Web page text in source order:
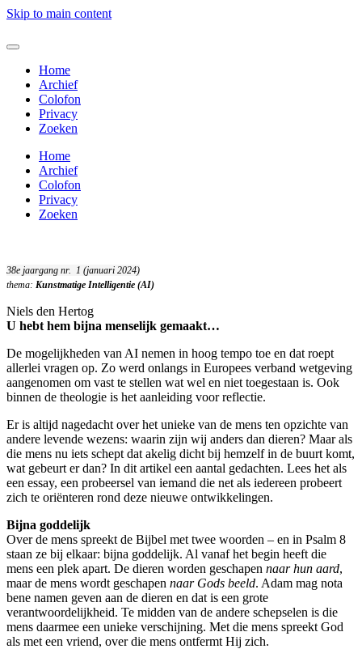
Skip to main content
Home
Archief
Colofon
Privacy
Zoeken
Home
Archief
Colofon
Privacy
Zoeken
38e jaargang nr. 1 (januari 2024)
thema: Kunstmatige Intelligentie (AI)
Niels den Hertog
U hebt hem bijna menselijk gemaakt…
De mogelijkheden van AI nemen in hoog tempo toe en dat roept
allerlei vragen op. Zo werd onlangs in Europees verband wetgeving
aangenomen om vast te stellen wat wel en niet toegestaan is. Ook
binnen de theologie is het aanleiding voor reflectie.
Er is altijd nagedacht over het unieke van de mens ten opzichte van
andere levende wezens: waarin zijn wij anders dan dieren? Maar als
die mens nu iets schept dat akelig dicht bij hemzelf in de buurt komt,
wat gebeurt er dan? In dit artikel een aantal gedachten. Lees het als
een essay, een probeersel van iemand die net als iedereen probeert
zich te oriënteren rond deze nieuwe ontwikkelingen.
Bijna goddelijk
Over de mens spreekt de Bijbel met twee woorden – en in Psalm 8
staan ze bij elkaar: bijna goddelijk. Al vanaf het begin heeft die
mens een plek apart. De dieren worden geschapen naar hun aard,
maar de mens wordt geschapen naar Gods beeld. Adam mag nota
bene namen geven aan de dieren en dat is een grote
verantwoordelijkheid. Te midden van de andere schepselen is die
mens daarmee een unieke verschijning. Met die mens spreekt God
als met een vriend, over die mens ontfermt Hij zich.